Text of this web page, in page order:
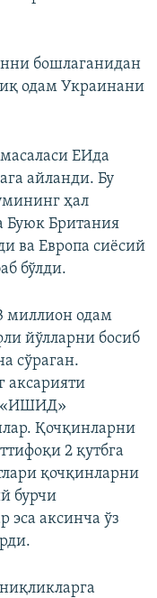
бошлаганидан
одам Украинани
ЕИда
айланди. Бу
ҳал
Буюк Британия
ва Европа сиёсий
бўлди.
миллион одам
йўлларни босиб
сўраган.
аксарияти
«ИШИД»
Қочқинларни
2 қутбга
қочқинларни
бурчи
эса аксинча ўз